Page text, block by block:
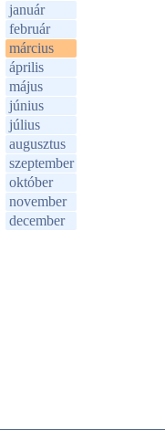
január
február
március
április
május
június
július
augusztus
szeptember
október
november
december